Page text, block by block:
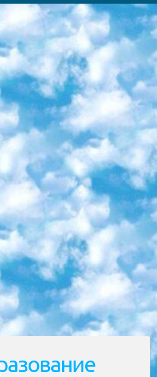
учреждение выбор письменный и устный Иностранный язык письменный/устный Письменная/устная история Узбекистана *По выбору студента:  Химия  Физика  Основы государственного права  География 10 бесплатных образовательных ресурсов - Мы составили подборку онлайн-проектов с интерактивными упражнениями, видеолекциями и статьями. Они помогут вам обрести новые и освежить старые знания бесплатно. 1. «ИНТУИТ» Старейшая образовательная площадка Рунета. Здесь вы найдёте сотни текстовых и видеокурсов на десятки различных тем — от программирования до психологии. Многие курсы подготовлены российскими университетами и крупными международными компаниями вроде Intel и Microsoft. Самостоятельное обучение бесплатное, но желающие могут оплатить услуги персональных наставников. 2. «Смартия» знакомит с актуальными профессиями и подсказывает, как им обучаться. Выбрав заинтересовавшую вас специальность — SMM-специалист, фотограф, веб-дизайнер или другую, — увидите список необходимых для неё умений. Чтобы вы могли освоить их самостоятельно, для каждого умения площадка отображает подборку ссылок на учебные материалы. Хотя «Смартия» ориентируется на русскоязычную аудиторию, часть контента всё же доступна только на английском. 3. «Лекторий Физтеха» Проект Московского физико-технического института (Физтеха). С его помощью вы можете смотреть онлайн серии лекций, записанные на видео в этом вузе. В числе доступных предметов — физика, биология, химия, информационные технологии и другие. К некоторым лекциям администрация ресурса прилагает готовые конспекты, которые можно скачивать в PDF-формате. 4. ITMOcourses Онлайн-площадка Санкт-Петербургского национального исследовательского университета информационных технологий, механики и оптики (ИТМО). Ресурс предоставляет свободный доступ к курсам, разработанным в этом вузе. Каталог материалов разбит на четыре категории: «Оптические системы и технологии», «Приборостроение и робототехника», «Информационные технологии» и «Биотехнологии». Курсы состоят из видеолекций, интерактивных демонстраций и заданий. 5. «КиберЛенинка» Электронная научная библиотека открытого доступа. Каталог площадки регулярно обрастает текстами статей из различных научных изданий. Сгруппированные по журналам и рубрикам публикации можно читать онлайн или скачивать целиком в PDF-формате. Проект нацелен на популяризацию науки за счёт открытого доступа к качественной информации. 6. «ПостНаука» На этом ресурсе публикуют подборки видеолекций, составленные экспертами из разных отраслей и объединённые общими темами. Среди них, к примеру, есть серии «Биоинформатика и геномика», «Культура средневековой Скандинавии» и Cinema Studies о теории кино. Каждая подборка лекций — логически связанная история, рассказанная экспертом от первого лица. Кроме того, на сайте появляются научно-образовательные статьи и тесты на разные темы. 7. «Newочём» Команда проекта «Newочём» отбирает самые интересные тексты из англоязычных СМИ и переводит те из них, за которые голосуют участники сообщества «ВКонтакте». По большей части это научно-популярные статьи. Редакторы придумывают лишь заголовки, в остальном содержание переводов соответствует оригиналам. Полные тексты можно читать прямо в социальной сети. 8. InternetUrok Онлайн-база материалов по основным дисциплинам школьной программы. Информация на сайте структурирована по классам, предметам и темам (урокам). Каждый урок состоит из видеолекций и конспектов. Есть также интерактивные тренажёры и тесты для закрепления пройденного материала. Даже если вы давно окончили школу, возможность повторить программу старших классов всегда может пригодиться. 9. Edutainme Ещё один ресурс об образовании. В отличие от Newtonew, как мне кажется, Edutainme больше ориентируется на представителей индустрии: педагогов, предпринимателей, разработчиков образовательных проектов. Но и любой, кто просто стремится к саморазвитию, найдёт на сайте много полезного и интересного для себя. Например, информацию о новых курсах и образовательных сервисах. 10. Newtonew Онлайн-медиа об образовании и обучении в широком смысле. Авторы Newtonew пишут об инструментах, заведениях, тактиках и стратегиях, которые помогают учить других и получать новые знания самостоятельно. На этой площадке вы найдёте новости, обзоры, аналитические мат